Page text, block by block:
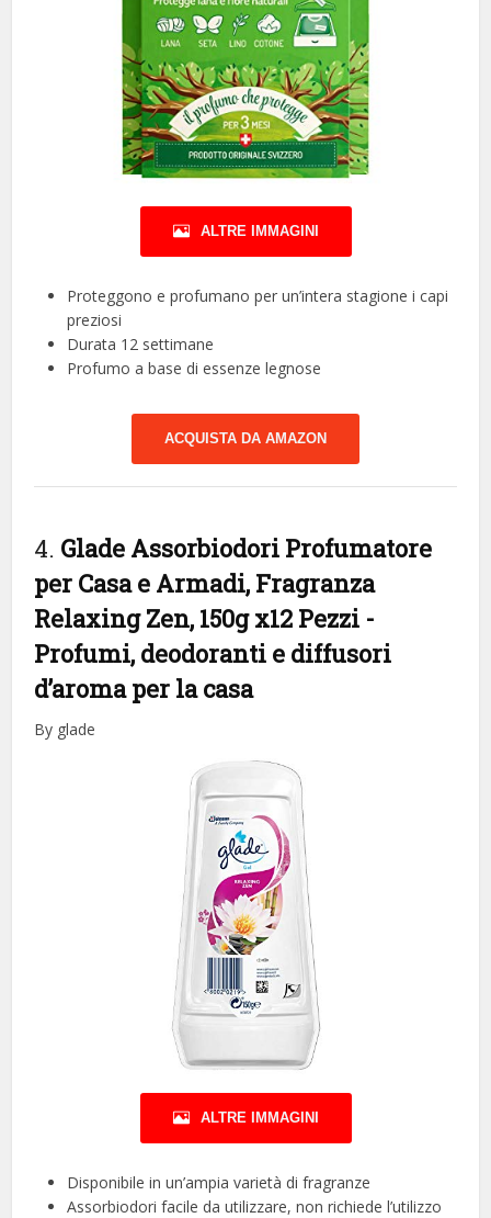
ALTRE IMMAGINI
Proteggono e profumano per un’intera stagione i capi
preziosi
Durata 12 settimane
Profumo a base di essenze legnose
ACQUISTA DA AMAZON
4. Glade Assorbiodori Profumatore
per Casa e Armadi, Fragranza
Relaxing Zen, 150g x12 Pezzi -
Profumi, deodoranti e diffusori
d’aroma per la casa
By glade
ALTRE IMMAGINI
Disponibile in un’ampia varietà di fragranze
Assorbiodori facile da utilizzare, non richiede l’utilizzo